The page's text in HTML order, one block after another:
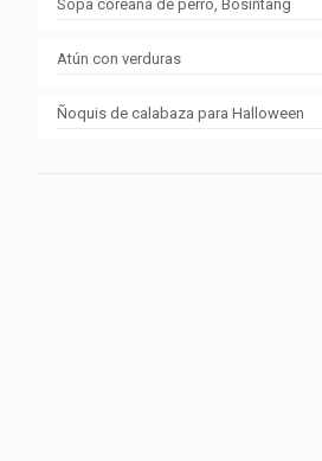
Sopa coreana de perro, Bosintang
Atún con verduras
Ñoquis de calabaza para Halloween